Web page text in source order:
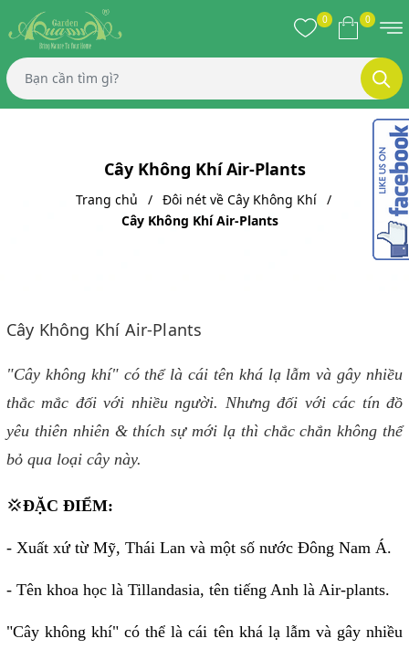
0 0
Cây Không Khí Air-Plants
Trang chủ
Đôi nét về Cây Không Khí
Cây Không Khí Air-Plants
Cây Không Khí Air-Plants
"Cây không khí" có thể là cái tên khá lạ lẫm và gây nhiều
thắc mắc đối với nhiều người. Nhưng đối với các tín đồ
yêu thiên nhiên & thích sự mới lạ thì chắc chắn không thể
bỏ qua loại cây này.
💢ĐẶC ĐIỂM:
- Xuất xứ từ Mỹ, Thái Lan và một số nước Đông Nam Á.
- Tên khoa học là Tillandasia, tên tiếng Anh là Air-plants.
"Cây không khí" có thể là cái tên khá lạ lẫm và gây nhiều